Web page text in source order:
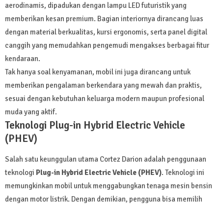
aerodinamis, dipadukan dengan lampu LED futuristik yang
memberikan kesan premium. Bagian interiornya dirancang luas
dengan material berkualitas, kursi ergonomis, serta panel digital
canggih yang memudahkan pengemudi mengakses berbagai fitur
kendaraan.
Tak hanya soal kenyamanan, mobil ini juga dirancang untuk
memberikan pengalaman berkendara yang mewah dan praktis,
sesuai dengan kebutuhan keluarga modern maupun profesional
muda yang aktif.
Teknologi Plug-in Hybrid Electric Vehicle
(PHEV)
Salah satu keunggulan utama Cortez Darion adalah penggunaan
teknologi Plug-in Hybrid Electric Vehicle (PHEV). Teknologi ini
memungkinkan mobil untuk menggabungkan tenaga mesin bensin
dengan motor listrik. Dengan demikian, pengguna bisa memilih